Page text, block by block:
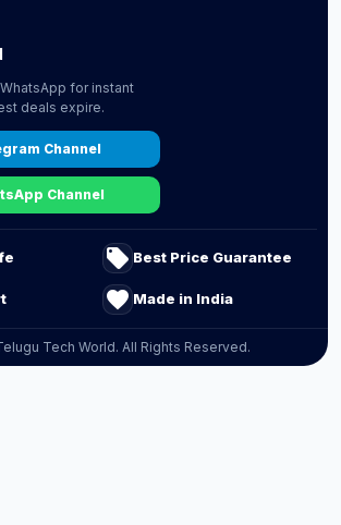
for instant
deals expire.
Channel
Channel
local_offer Best Price Guarantee
favorite Made in India
Tech World. All Rights Reserved.